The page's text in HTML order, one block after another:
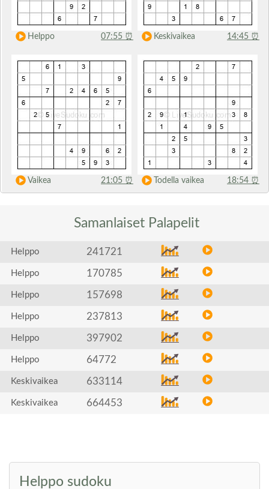
Helppo 07:55 ⏰ Keskivaikea 14:45 ⏰
Vaikea 21:05 ⏰ Todella vaikea 18:54 ⏰
Samanlaiset Palapelit
Helppo 241721
Helppo 170785
Helppo 157698
Helppo 237813
Helppo 397902
Helppo 64772
Keskivaikea 633114
Keskivaikea 664453
Helppo sudoku